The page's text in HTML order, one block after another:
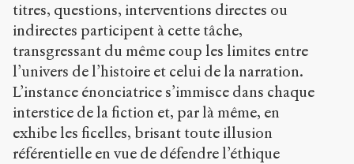
titres, questions, interventions directes ou
indirectes participent à cette tâche,
transgressant du même coup les limites entre
l’univers de l’histoire et celui de la narration.
L’instance énonciatrice s’immisce dans chaque
interstice de la fiction et, par là même, en
exhibe les ficelles, brisant toute illusion
référentielle en vue de défendre l’éthique